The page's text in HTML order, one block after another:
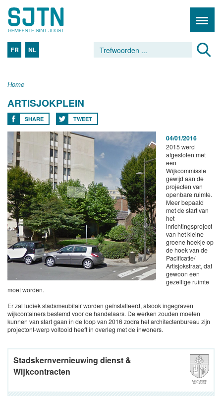
FR NL
Home
ARTISJOKPLEIN
SHARE TWEET
04/01/2016
2015 werd
afgesloten met
een
Wijkcommissie
gewijd aan de
projecten van
openbare ruimte.
Meer bepaald
met de start van
het
inrichtingsproject
van het kleine
groene hoekje op
de hoek van de
Pacificatie/
Artisjokstraat, dat
gewoon een
gezellige ruimte
moet worden.
Er zal ludiek stadsmeubilair worden geïnstalleerd, alsook ingegraven
wijkcontainers bestemd voor de handelaars. De werken zouden moeten
kunnen van start gaan in de loop van 2016 zodra het architectenbureau zijn
projectont-werp voltooid heeft in overleg met de inwoners.
Stadskernvernieuwing dienst &
Wijkcontracten